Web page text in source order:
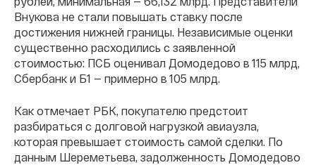
Внукова не стали повышать ставку после
достижения нижней границы. Независимые оценки
существенно расходились с заявленной
стоимостью: ПСБ оценивал Домодедово в 115 млрд,
Сбербанк и Б1 — примерно в 105 млрд.
Как отмечает РБК, покупателю предстоит
разбираться с долговой нагрузкой авиаузла,
которая превышает стоимость самой сделки. По
данным Шереметьева, задолженность Домодедово